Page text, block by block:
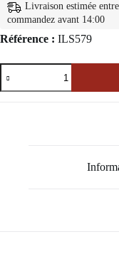
Livraison estimée
commandez avant 14:00
Référence : ILS579
quantité
de
Lunettes